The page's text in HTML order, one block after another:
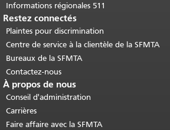
Informations régionales 511
Restez connectés
Plaintes pour discrimination
Centre de service à la clientèle de la SFMTA
Bureaux de la SFMTA
Contactez-nous
À propos de nous
Conseil d'administration
Carrières
Faire affaire avec la SFMTA